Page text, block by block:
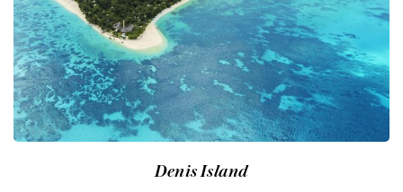
Denis Island